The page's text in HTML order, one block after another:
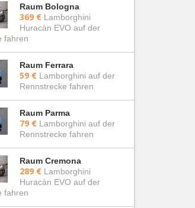
Raum Bologna
369 € Lamborghini
Huracàn EVO auf der
fahren
Raum Ferrara
59 € Lamborghini auf der
Rennstrecke fahren
Raum Parma
79 € Lamborghini auf der
Rennstrecke fahren
Raum Cremona
289 € Lamborghini
Huracàn EVO auf der
fahren